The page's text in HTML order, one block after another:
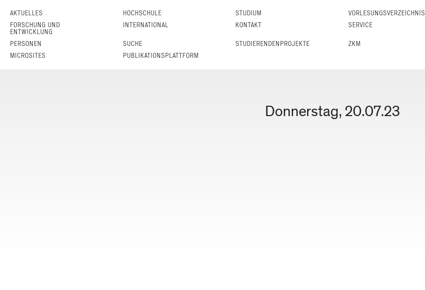
AKTUELLES HOCHSCHULE STUDIUM
VORLESUNGS­VERZEICHNIS
FORSCHUNG UND
ENTWICKLUNG
INTERNATIONAL KONTAKT SERVICE
PERSONEN SUCHE STUDIERENDENPROJEKTE
ZKM
MICROSITES
PUBLIKATIONSPLATTFORM
Donnerstag, 20.07.23